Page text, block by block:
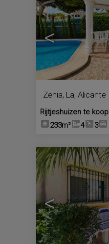
<
Zenia, La, Alicante
Rijtjeshuizen te koop
233m²
4 3
<